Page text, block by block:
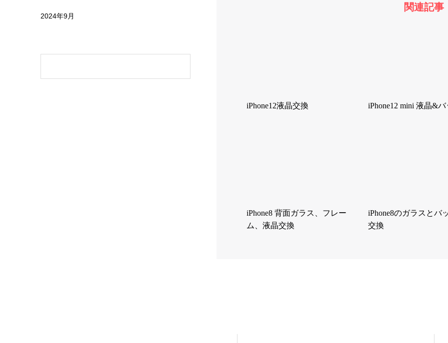
関連記事
iPhone12液晶交換 iPhone12 mini 液晶&
iPhone8 背面ガラス、フレー
ム、液晶交換
iPhone8のガラスとバ
交換
2024年9月